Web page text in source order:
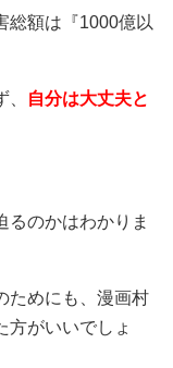
総額は『1000億以
自分は大丈夫と
るのかはわかりま
ためにも、漫画村
方がいいでしょ